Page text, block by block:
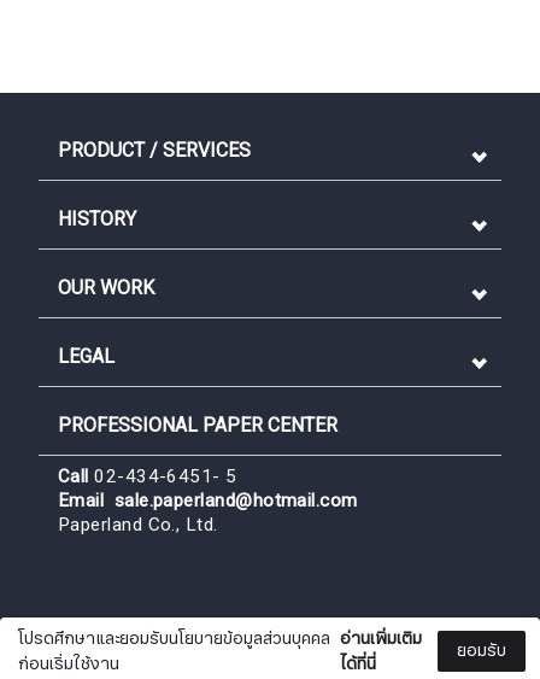
โปรดศึกษาและยอมรับนโยบายข้อมูลส่วนบุคคล
ก่อนเริ่มใช้งาน
อ่านเพิ่มเติม
ได้ที่นี่
ยอมรับ
PRODUCT / SERVICES
HISTORY
OUR WORK
LEGAL
PROFESSIONAL PAPER CENTER
Call 02-434-6451- 5
Email sale.paperland@hotmail.com
Paperland Co., Ltd.
Paperland.Co.Ltd.
Sign me up for emails
First name